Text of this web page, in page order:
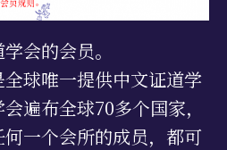
会的会员。
球唯一提供中文证道学
遍布全球70多个国家，
一个会所的成员，都可